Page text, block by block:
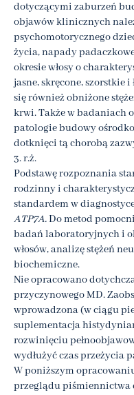
dotyczącymi zaburzeń
objawów klinicznych
psychomotorycznego
życia, napady
okresie włosy o
jasne, skręcone, szorstkie
się również obniżone
krwi. Także w badaniach
patologie budowy
dotknięci tą chorobą
3. r.ż.
Podstawę rozpoznania
rodzinny i
standardem w
ATP7A.Do metod
badań laboratoryjnych i
włosów, analizę stężeń
biochemiczne.
Nie opracowano
przyczynowego MD.
wprowadzona (w ciągu
suplementacja
rozwinięciu
wydłużyć czas przeżycia
W poniższym
przeglądu piśmiennictwa